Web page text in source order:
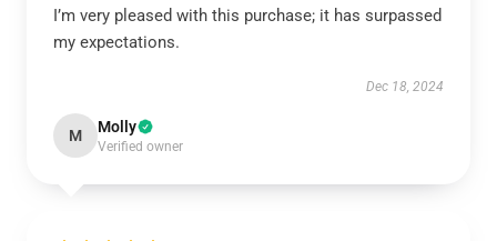
I’m very pleased with this purchase; it has surpassed
my expectations.
Dec 18, 2024
M Molly
Verified owner